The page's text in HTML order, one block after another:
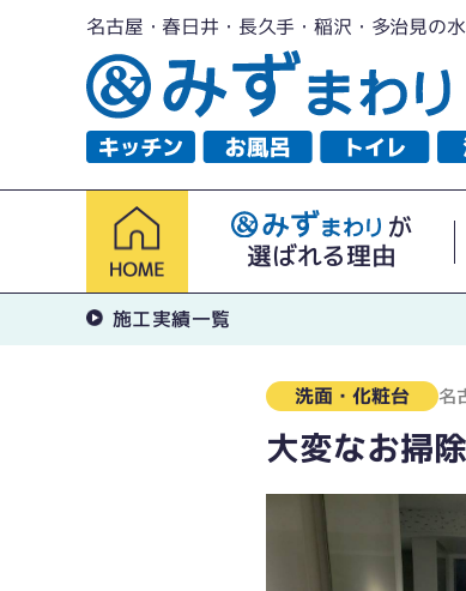
名古屋・春日井・長久手・稲沢・多治見の
が
選ばれる理由
施工実績一覧
洗面・化粧台 名
大変なお掃